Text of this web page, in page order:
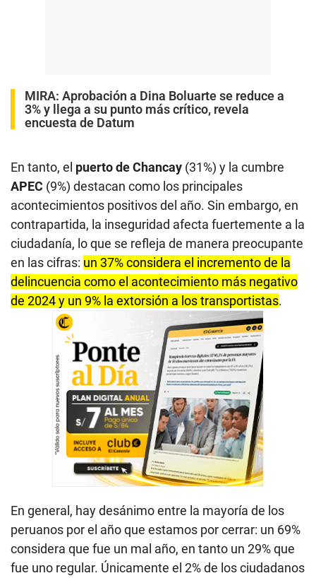
MIRA: Aprobación a Dina Boluarte se reduce a
3% y llega a su punto más crítico, revela
encuesta de Datum
En tanto, el puerto de Chancay (31%) y la cumbre
APEC (9%) destacan como los principales
acontecimientos positivos del año. Sin embargo, en
contrapartida, la inseguridad afecta fuertemente a la
ciudadanía, lo que se refleja de manera preocupante
en las cifras: un 37% considera el incremento de la
delincuencia como el acontecimiento más negativo
de 2024 y un 9% la extorsión a los transportistas.
En general, hay desánimo entre la mayoría de los
peruanos por el año que estamos por cerrar: un 69%
considera que fue un mal año, en tanto un 29% que
fue uno regular. Únicamente el 2% de los ciudadanos